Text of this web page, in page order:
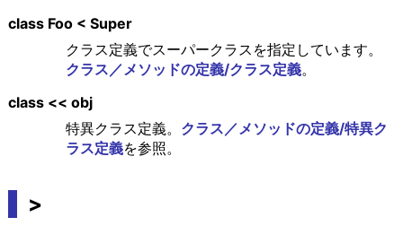
class Foo < Super
クラス定義でスーパークラスを指定しています。
クラス／メソッドの定義/クラス定義。
class << obj
特異クラス定義。 クラス／メソッドの定義/特異ク
ラス定義を参照。
>